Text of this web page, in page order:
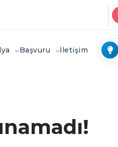
Başvuru İletişim